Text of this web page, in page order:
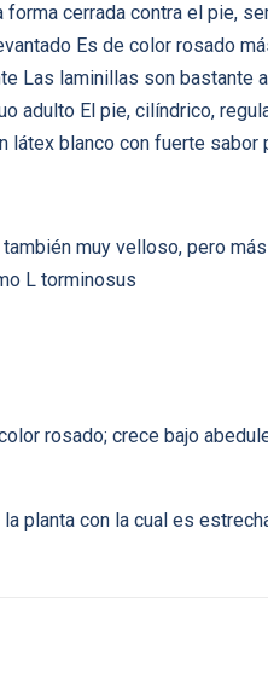
cerrada contra el pie,
Es de color rosado
Las laminillas son bastante
adulto El pie, cilíndrico,
látex blanco con fuerte sabor
muy velloso, pero
L torminosus
rosado; crece bajo
la planta con la cual es